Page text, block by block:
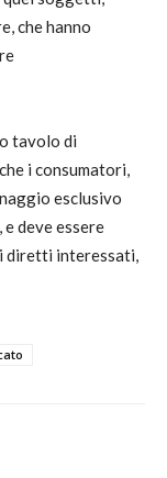
che hanno
tavolo di
i consumatori,
esclusivo
deve essere
diretti interessati,